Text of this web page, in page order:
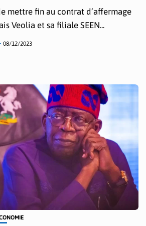
mettre fin au contrat d’affermage
Veolia et sa filiale SEEN...
08/12/2023